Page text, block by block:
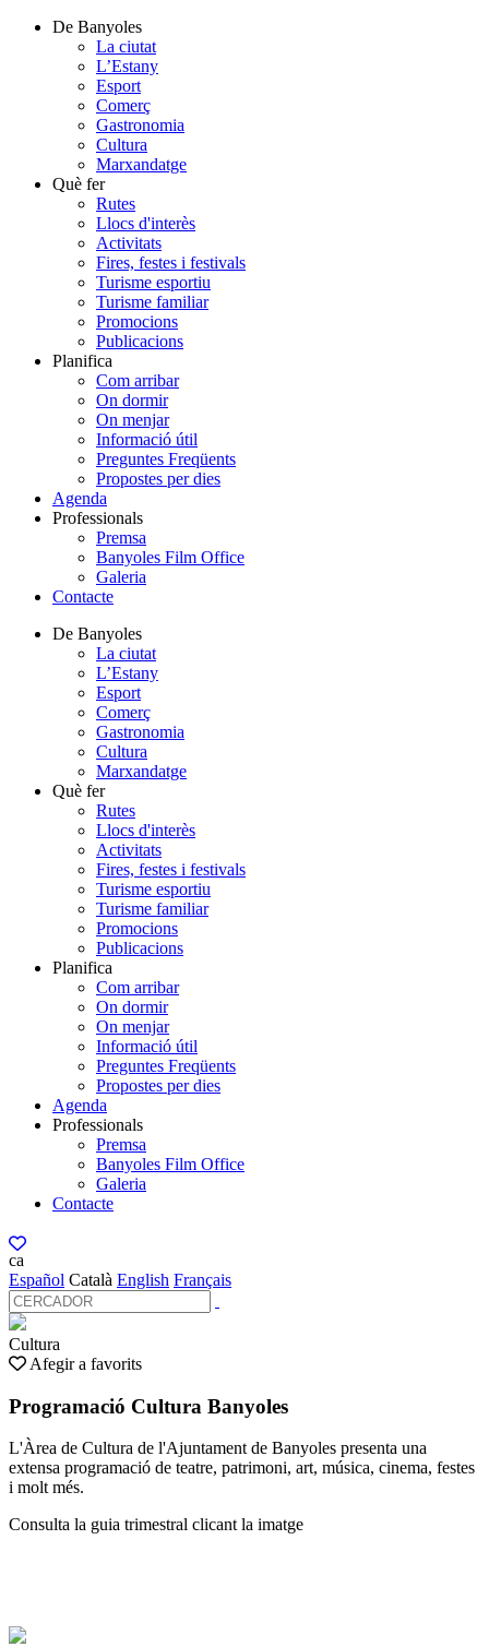
De Banyoles
La ciutat
L’Estany
Esport
Comerç
Gastronomia
Cultura
Marxandatge
Què fer
Rutes
Llocs d'interès
Activitats
Fires, festes i festivals
Turisme esportiu
Turisme familiar
Promocions
Publicacions
Planifica
Com arribar
On dormir
On menjar
Informació útil
Preguntes Freqüents
Propostes per dies
Agenda
Professionals
Premsa
Banyoles Film Office
Galeria
Contacte
De Banyoles
La ciutat
L’Estany
Esport
Comerç
Gastronomia
Cultura
Marxandatge
Què fer
Rutes
Llocs d'interès
Activitats
Fires, festes i festivals
Turisme esportiu
Turisme familiar
Promocions
Publicacions
Planifica
Com arribar
On dormir
On menjar
Informació útil
Preguntes Freqüents
Propostes per dies
Agenda
Professionals
Premsa
Banyoles Film Office
Galeria
Contacte
ca
Español Català English Français
Cultura
Afegir a favorits
Programació Cultura Banyoles
L'Àrea de Cultura de l'Ajuntament de Banyoles presenta una
extensa programació de teatre, patrimoni, art, música, cinema, festes
i molt més.
Consulta la guia trimestral clicant la imatge